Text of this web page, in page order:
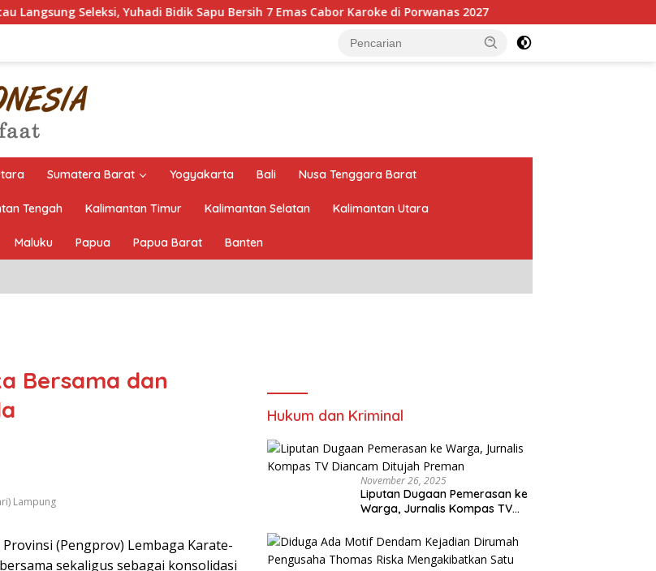
Yuhadi Bidik Sapu Bersih 7 Emas Cabor Karoke di Porwanas 2027 Pimpin HKTI Lampung, Mirza
Sumatera Barat Yogyakarta Bali Nusa Tenggara Barat
Tengah Kalimantan Timur Kalimantan Selatan Kalimantan Utara
Maluku Papua Papua Barat Banten
Bersama dan
Lampung
(Pengprov) Lembaga Karate-
sekaligus sebagai konsolidasi
Hukum dan Kriminal
November 26, 2025
Liputan Dugaan Pemerasan ke
Warga, Jurnalis Kompas TV